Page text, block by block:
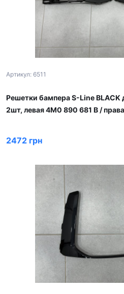
Артикул: 6511
Решетки бампера S-Line
2шт, левая 4M0 890 681 B /
2472 грн